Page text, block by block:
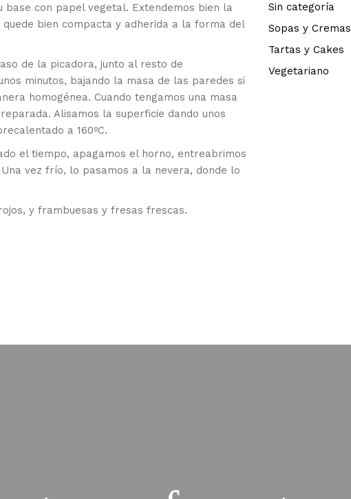
con papel vegetal. Extendemos bien la
bien compacta y adherida a la forma del
de la picadora, junto al resto de
minutos, bajando la masa de las paredes si
homogénea. Cuando tengamos una masa
Alisamos la superficie dando unos
a 160ºC.
el tiempo, apagamos el horno, entreabrimos
vez frío, lo pasamos a la nevera, donde lo
y frambuesas y fresas frescas.
Sin categoría
Sopas y Cremas
Tartas y Cakes
Vegetariano